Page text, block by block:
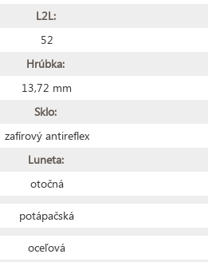
L2L:
52
Hrúbka:
13,72 mm
Sklo:
zafírový antireflex
Luneta:
otočná
potápačská
oceľová